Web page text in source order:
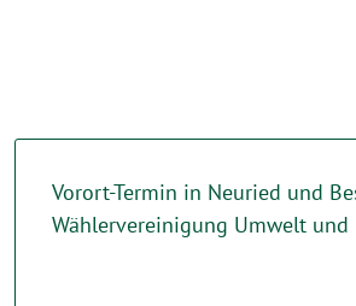
Vorort-Termin in Neuried und
Wählervereinigung Umwelt und